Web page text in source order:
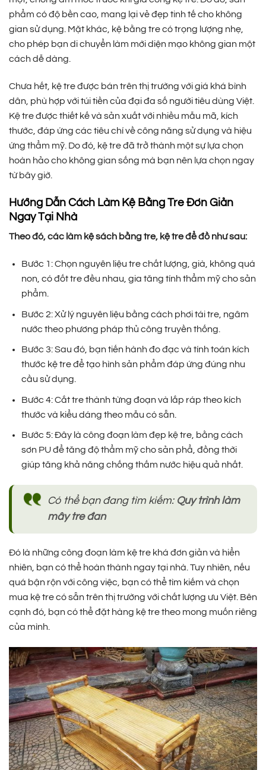
phẩm có độ bền cao, mang lại vẻ đẹp tinh tế cho không
gian sử dụng. Mặt khác, kệ bằng tre có trọng lượng nhẹ,
cho phép bạn di chuyển làm mới diện mạo không gian một
cách dễ dàng.
Chưa hết, kệ tre được bán trên thị trường với giá khá bình
dân, phù hợp với túi tiền của đại đa số người tiêu dùng Việt.
Kệ tre được thiết kế và sản xuất với nhiều mẫu mã, kích
thước, đáp ứng các tiêu chí về công năng sử dụng và hiệu
ứng thẩm mỹ. Do đó, kệ tre đã trở thành một sự lựa chọn
hoàn hảo cho không gian sống mà bạn nên lựa chọn ngay
từ bây giờ.
Hướng Dẫn Cách Làm Kệ Bằng Tre Đơn Giản
Ngay Tại Nhà
Theo đó, các làm kệ sách bằng tre, kệ tre để đồ như sau:
Bước 1: Chọn nguyên liệu tre chất lượng, già, không quá
non, có đốt tre đều nhau, gia tăng tính thẩm mỹ cho sản
phẩm.
Bước 2: Xử lý nguyên liệu bằng cách phơi tái tre, ngâm
nước theo phương pháp thủ công truyền thống.
Bước 3: Sau đó, bạn tiến hành đo đạc và tính toán kích
thước kệ tre để tạo hình sản phẩm đáp ứng đúng nhu
cầu sử dụng.
Bước 4: Cắt tre thành từng đoạn và lắp ráp theo kích
thước và kiểu dáng theo mẫu có sẵn.
Bước 5: Đây là công đoạn làm đẹp kệ tre, bằng cách
sơn PU để tăng độ thẩm mỹ cho sản phẩ, đồng thời
giúp tăng khả năng chống thấm nước hiệu quả nhất.
Có thể bạn đang tìm kiếm: Quy trình làm
mây tre đan
Đó là những công đoạn làm kệ tre khá đơn giản và hiển
nhiên, bạn có thể hoàn thành ngay tại nhà. Tuy nhiên, nếu
quá bận rộn với công việc, bạn có thể tìm kiếm và chọn
mua kệ tre có sẵn trên thị trường với chất lượng ưu Việt. Bên
cạnh đó, bạn có thể đặt hàng kệ tre theo mong muốn riêng
của mình.